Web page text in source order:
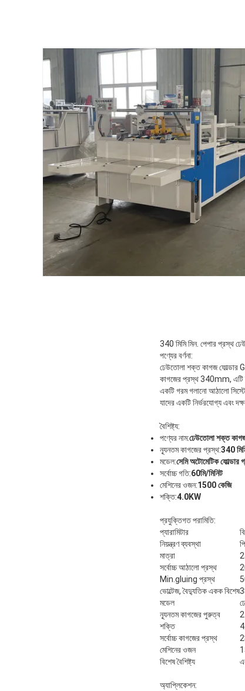
340 মিমি মিন. পেপার প্রস্থ
পণ্যের বর্ণনা:
ঢেউতোলা শক্ত কাগজ ফোল্ডার
কাগজের প্রস্থ 340mm, এটি
একটি গরম গলানো আঠালো
যাদের একটি নির্ভরযোগ্য এবং
বৈশিষ্ট্য:
পণ্যের নাম:ঢেউতোলা শক্ত
ন্যূনতম কাগজের প্রস্থ:340
মডেল:সেমি অটোমেটিক ফোল্ডার
সর্বোচ্চ গতি:60মি/মিনিট
মেশিনের ওজন:1500 কেজি
শক্তি:4.0KW
প্রযুক্তিগত পরামিতি:
প্যারামিটার
নিয়ন্ত্রণ ব্যবস্থা
মাত্রা
সর্বোচ্চ আঠালো প্রস্থ
Min.gluing প্রস্থ
ভোল্টেজ, বৈদ্যুতিক একক বিশেষ
মডেল
ন্যূনতম কাগজের পুরুত্ব
2
শক্তি
সর্বোচ্চ কাগজের প্রস্থ
মেশিনের ওজন
বিশেষ বৈশিষ্ট্য
অ্যাপ্লিকেশন: